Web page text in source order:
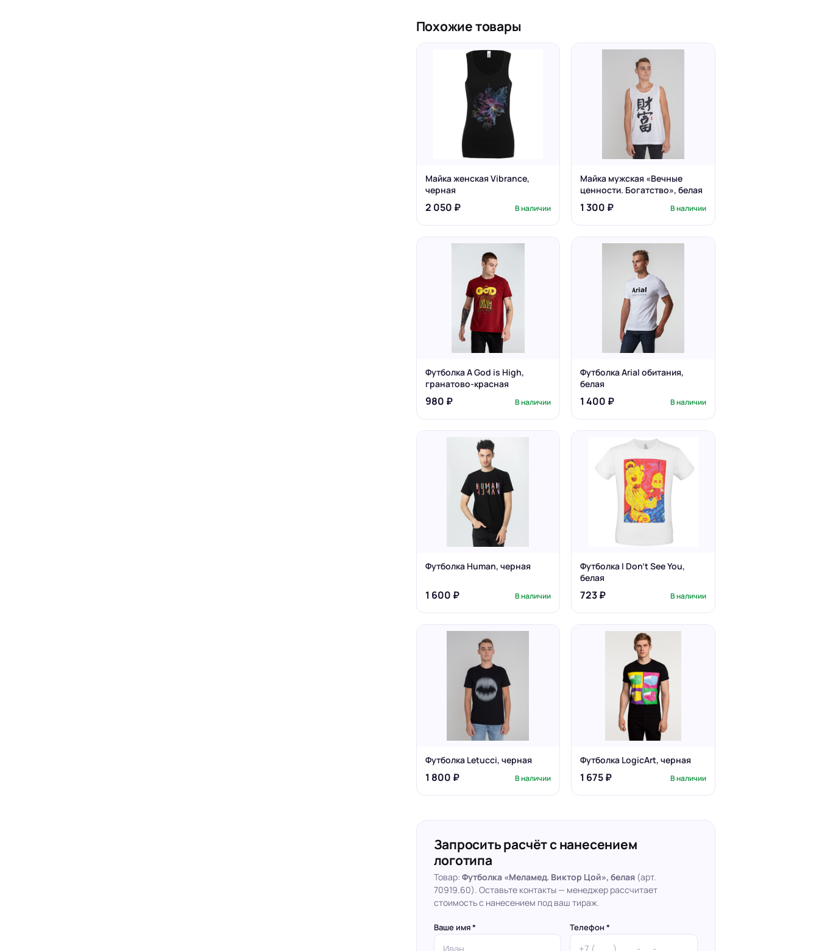
Похожие товары
Майка женская Vibrance,
черная
2 050 ₽ В наличии
Майка мужская «Вечные
ценности. Богатство», белая
1 300 ₽ В наличии
Футболка A God is High,
гранатово-красная
980 ₽ В наличии
Футболка Arial обитания,
белая
1 400 ₽ В наличии
Футболка Human, черная
1 600 ₽ В наличии
Футболка I Don't See You,
белая
723 ₽ В наличии
Футболка Letucci, черная
1 800 ₽ В наличии
Футболка LogicArt, черная
1 675 ₽ В наличии
Запросить расчёт с нанесением
логотипа
Товар: Футболка «Меламед. Виктор Цой», белая(арт.
70919.60). Оставьте контакты — менеджер рассчитает
стоимость с нанесением под ваш тираж.
Ваше имя * Телефон *